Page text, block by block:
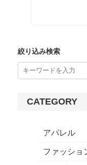
絞り込み検索
CATEGORY
アパレル
ファッショ